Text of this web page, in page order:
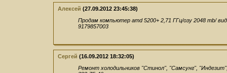
Алексей (27.09.2012 23:45:38)
Продам компьютер amd 5200+ 2,71 ГГц/озу 2048 mb/
9179857003
Сергей (16.09.2012 18:32:05)
Ремонт холодильников "Стинол", "Самсунг",